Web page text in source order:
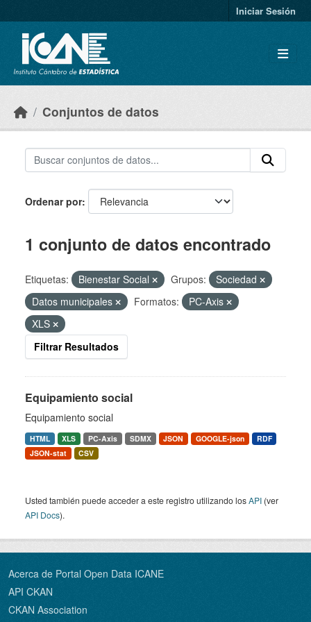
Iniciar Sesión
Conjuntos de datos
Ordenar por
1 conjunto de datos encontrado
Etiquetas: Bienestar Social Grupos:
Sociedad
Datos municipales
Formatos:
PC-Axis
XLS
Filtrar Resultados
Equipamiento social
Equipamiento social
HTML XLS PC-Axis SDMX JSON GOOGLE-json
RDF
JSON-stat
CSV
Usted también puede acceder a este registro utilizando losAPI (ver
API Docs).
Acerca de Portal Open Data ICANE
API CKAN
CKAN Association